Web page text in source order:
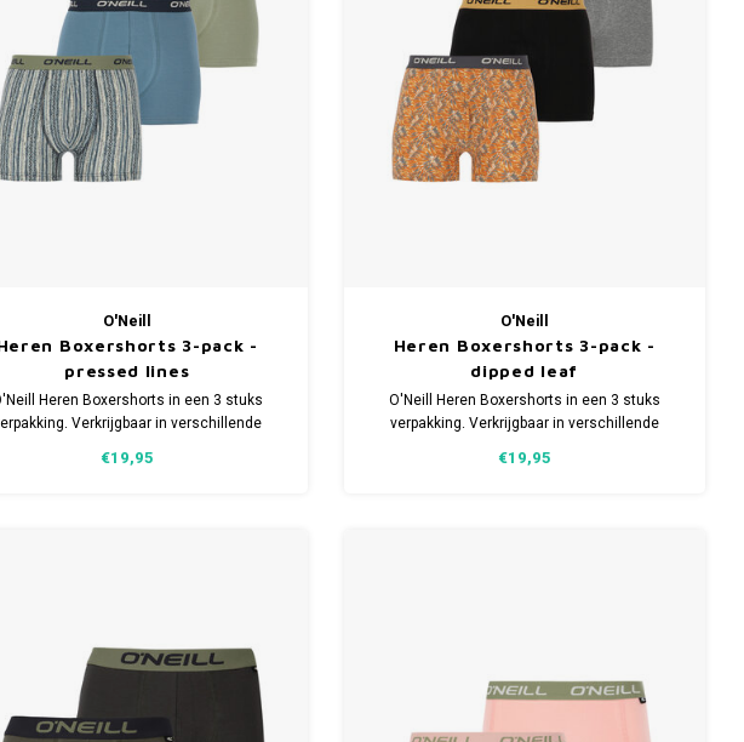
O'Neill
Boxershorts 3-pack -
pressed lines
Heren Boxershorts in een 3 stuks
Verkrijgbaar in verschillende
Elastaan.
€19,95
O'Neill
Heren Boxershorts 3-pack -
dipped leaf
O'Neill Heren Boxershorts in een 3 stuks
verpakking. Verkrijgbaar in verschillende
Elastaan.
€19,95